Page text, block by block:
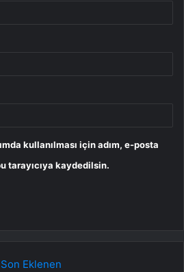
kullanılması için adım, e-posta
tarayıcıya kaydedilsin.
Son Eklenen